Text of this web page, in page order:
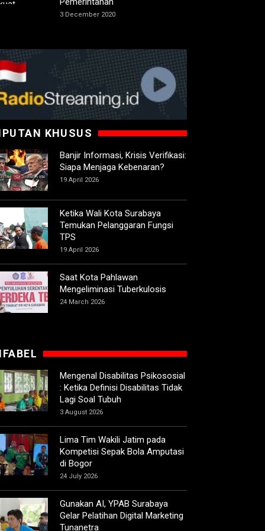
3 December 2020
KHUSUS
Banjir Informasi, Krisis Verifikasi:
Siapa Menjaga Kebenaran?
19 April 2026
Ketika Wali Kota Surabaya
Temukan Pelanggaran Fungsi
TPS
19 April 2026
Saat Kota Pahlawan
Mengeliminasi Tuberkulosis
24 March 2026
Mengenal Disabilitas Psikososial
: Ketika Definisi Disabilitas Tidak
Lagi Soal Tubuh
3 August 2026
Lima Tim Wakili Jatim pada
Kompetisi Sepak Bola Amputasi
di Bogor
24 July 2026
Gunakan AI, YPAB Surabaya
Gelar Pelatihan Digital Marketing
Tunanetra